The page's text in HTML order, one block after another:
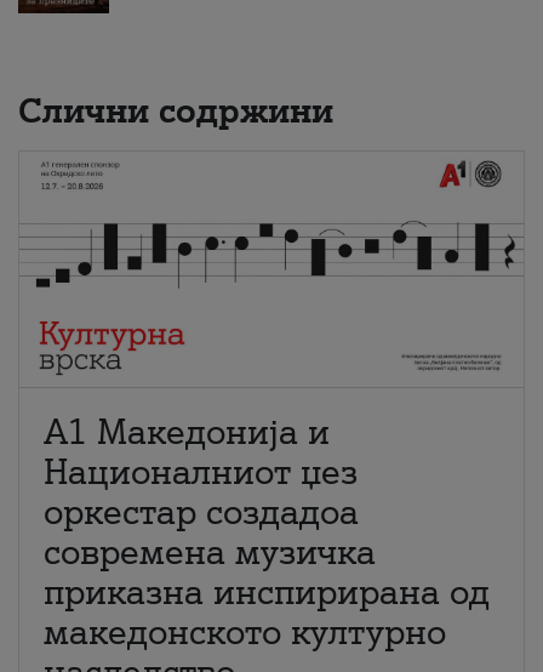
Слични содржини
А1 Македонија и
Националниот џез
оркестар создадоа
современа музичка
приказна инспирирана од
македонското културно